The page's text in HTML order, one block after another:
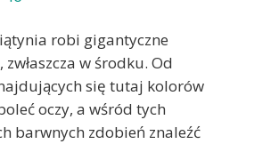
robi gigantyczne
zwłaszcza w środku. Od
się tutaj kolorów
oczy, a wśród tych
barwnych zdobień znaleźć